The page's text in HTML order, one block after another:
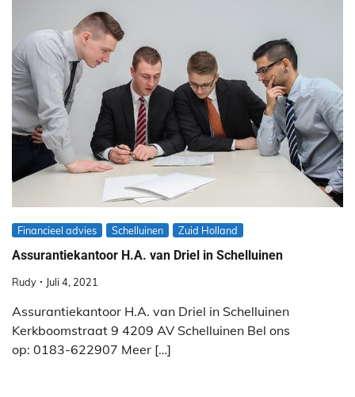
Financieel advies Schelluinen Zuid Holland
Assurantiekantoor H.A. van Driel in Schelluinen
Rudy Juli 4, 2021
Assurantiekantoor H.A. van Driel in Schelluinen
Kerkboomstraat 9 4209 AV Schelluinen Bel ons
op: 0183-622907 Meer […]